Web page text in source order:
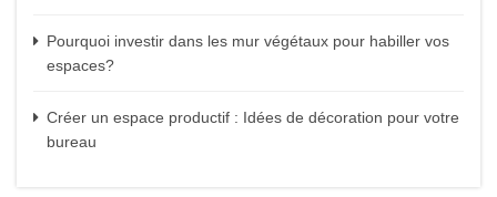
Pourquoi investir dans les mur végétaux pour habiller vos
espaces?
Créer un espace productif : Idées de décoration pour votre
bureau